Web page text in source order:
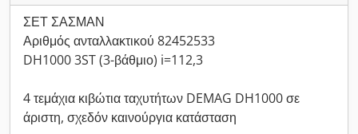
ΣΕΤ ΣΑΣΜΑΝ
Αριθμός ανταλλακτικού 82452533
DH1000 3ST (3-βάθμιο) i=112,3
4 τεμάχια κιβώτια ταχυτήτων DEMAG DH1000 σε
άριστη, σχεδόν καινούργια κατάσταση